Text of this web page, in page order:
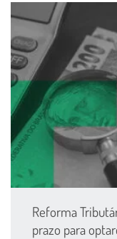
Reforma
prazo para